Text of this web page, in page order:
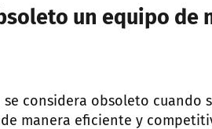
un equipo de
considera obsoleto cuando
manera eficiente y